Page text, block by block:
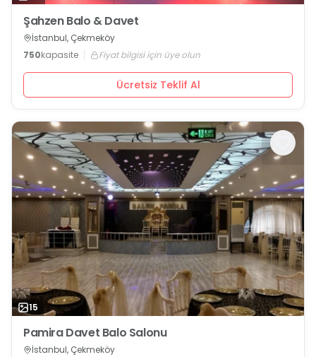
Şahzen Balo & Davet
İstanbul, Çekmeköy
750kapasite Fiyat bilgisi için üye olun
Ücretsiz Teklif Al
15
Pamira Davet Balo Salonu
İstanbul, Çekmeköy